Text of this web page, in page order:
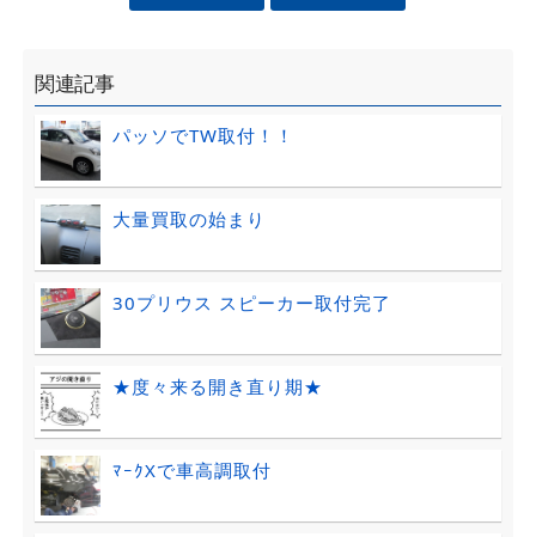
関連記事
パッソでTW取付！！
大量買取の始まり
30プリウス スピーカー取付完了
★度々来る開き直り期★
ﾏｰｸXで車高調取付